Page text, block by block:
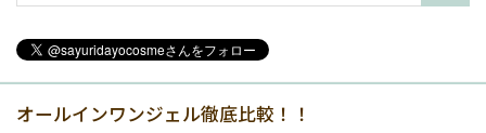
オールインワンジェル徹底比較！！